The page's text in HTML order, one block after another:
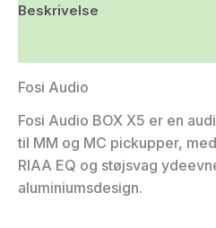
Beskrivelse
Fosi Audio
Fosi Audio BOX X5 er en
til MM og MC pickupper,
RIAA EQ og støjsvag
aluminiumsdesign.